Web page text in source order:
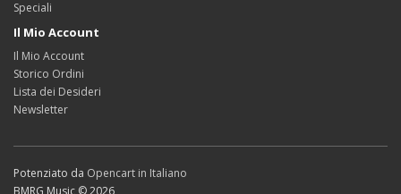
Speciali
Il Mio Account
Il Mio Account
Storico Ordini
Lista dei Desideri
Newsletter
Potenziato da Opencart in Italiano
BMRG Music © 2026